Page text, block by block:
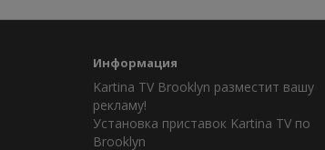
Информация
Kartina TV Brooklyn разместит вашу
рекламу!
Установка приставок Kartina TV по
Brooklyn